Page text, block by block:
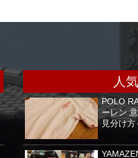
人
POLO
ーレン
見分け